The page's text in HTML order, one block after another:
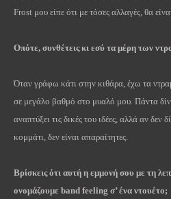
Frost μου είπε ότι με τόσες αλλαγές, θα
Οπότε, συνθέτεις κι εσύ τα μέρη των
Όταν γράφω κάτι στην κιθάρα, έχω τα
σε μεγάλο βαθμό στο μυαλό μου. Πάντα
αναπτύξει τις δικές του ιδέες, αλλά αν
κομμάτι, δεν είναι απαραίτητες.
Βρίσκεις ότι αυτή η εμμονή σου με τη
ονομάζουμε band feeling σ’ ένα ντουέτο;